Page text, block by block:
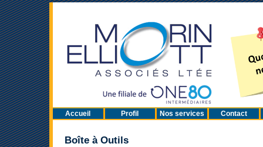
Accueil Profil Nos services Contact
Boîte à Outils